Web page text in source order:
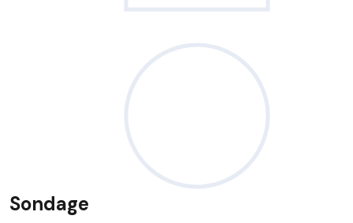
Sondage